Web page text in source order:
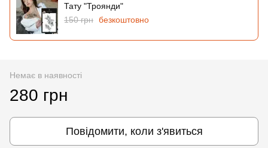
Тату "Троянди"
150 грн безкоштовно
Немає в наявності
280 грн
Повідомити, коли з'явиться